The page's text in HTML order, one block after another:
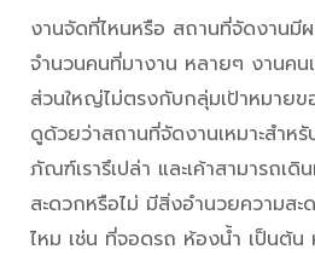
งานจัดที่ไหนหรือ สถานที่จัดงานมี
จำนวนคนที่มางาน หลายๆ งานคน
ส่วนใหญ่ไม่ตรงกับกลุ่มเป้าหมาย
ดูด้วยว่าสถานที่จัดงานเหมาะสำห
ภัณฑ์เรารึเปล่า และเค้าสามารถเดิ
สะดวกหรือไม่ มีสิ่งอำนวยความส
ไหม เช่น ที่จอดรถ ห้องน้ำ เป็นต้น